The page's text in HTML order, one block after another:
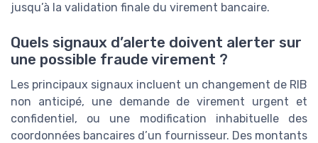
jusqu’à la validation finale du virement bancaire.
Quels signaux d’alerte doivent alerter sur
une possible fraude virement ?
Les principaux signaux incluent un changement de RIB
non anticipé, une demande de virement urgent et
confidentiel, ou une modification inhabituelle des
coordonnées bancaires d’un fournisseur. Des montants